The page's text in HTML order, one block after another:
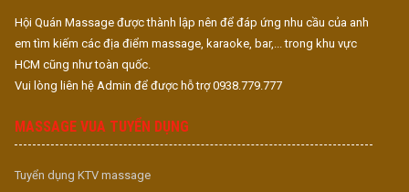
Hội Quán Massage được thành lập nên để đáp ứng nhu cầu của anh
em tìm kiếm các địa điểm massage, karaoke, bar,... trong khu vực
HCM cũng như toàn quốc.
Vui lòng liên hệ Admin để được hỗ trợ 0938.779.777
MASSAGE VUA TUYỂN DỤNG
Tuyển dụng KTV massage